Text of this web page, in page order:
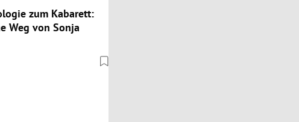
zum Kabarett:
Weg von Sonja